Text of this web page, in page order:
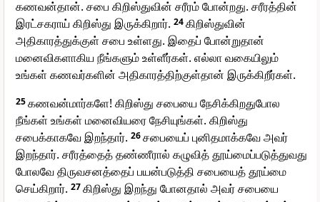
கணவன்தான். சபை கிறிஸ்துவின் சரீரம் போன்றது. சரீரத்தின்
இரட்சகராய் கிறிஸ்து இருக்கிறார். 24கிறிஸ்துவின்
அதிகாரத்துக்குள் சபை உள்ளது. இதைப் போன்றுதான்
மனைவிகளாகிய நீங்களும் உள்ளீர்கள். எல்லா வகையிலும்
உங்கள் கணவர்களின் அதிகாரத்திற்குள்தான் இருக்கிறீர்கள்.
25கணவன்மார்களே! கிறிஸ்து சபையை நேசிக்கிறதுபோல
நீங்கள் உங்கள் மனைவியரை நேசியுங்கள். கிறிஸ்து
சபைக்காகவே இறந்தார். 26சபையைப் புனிதமாக்கவே அவர்
இறந்தார். சரீரத்தைத் தண்ணீரால் கழுவித் தூய்மைப்படுத்துவது
போலவே திருவசனத்தைப் பயன்படுத்தி சபையைத் தூய்மை
செய்கிறார். 27கிறிஸ்து இறந்து போனதால் அவர் சபையை